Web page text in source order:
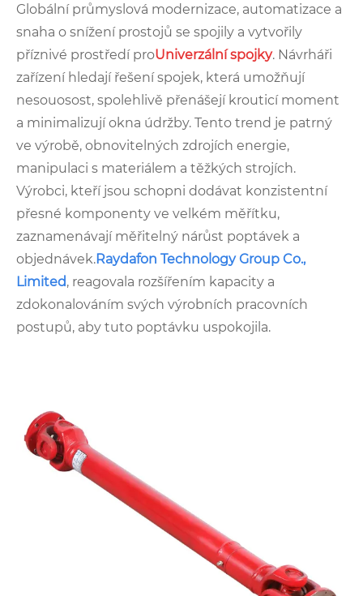
Globální průmyslová modernizace, automatizace a
snaha o snížení prostojů se spojily a vytvořily
příznivé prostředí proUniverzální spojky. Návrháři
zařízení hledají řešení spojek, která umožňují
nesouosost, spolehlivě přenášejí krouticí moment
a minimalizují okna údržby. Tento trend je patrný
ve výrobě, obnovitelných zdrojích energie,
manipulaci s materiálem a těžkých strojích.
Výrobci, kteří jsou schopni dodávat konzistentní
přesné komponenty ve velkém měřítku,
zaznamenávají měřitelný nárůst poptávek a
objednávek.Raydafon Technology Group Co.,
Limited, reagovala rozšířením kapacity a
zdokonalováním svých výrobních pracovních
postupů, aby tuto poptávku uspokojila.